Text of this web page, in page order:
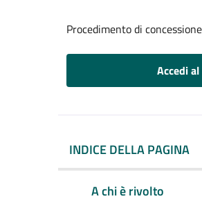
Procedimento di
Accedi
INDICE DELLA PAGINA
A chi è rivolto